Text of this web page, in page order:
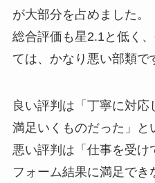
が大部分を占めました。
総合評価も星2.1と低く
ては、かなり悪い部類で
良い評判は「丁寧に対
満足いくものだった」と
悪い評判は「仕事を受け
フォーム結果に満足でき